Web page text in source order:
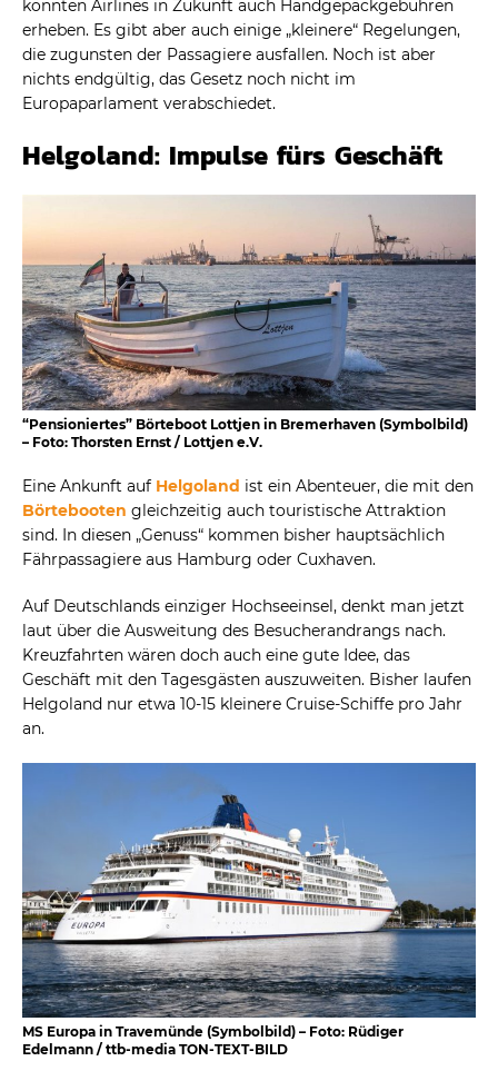
könnten Airlines in Zukunft auch Handgepäckgebühren
erheben. Es gibt aber auch einige „kleinere“ Regelungen,
die zugunsten der Passagiere ausfallen. Noch ist aber
nichts endgültig, das Gesetz noch nicht im
Europaparlament verabschiedet.
Helgoland: Impulse fürs Geschäft
“Pensioniertes” Börteboot Lottjen in Bremerhaven (Symbolbild)
– Foto: Thorsten Ernst / Lottjen e.V.
Eine Ankunft auf Helgoland ist ein Abenteuer, die mit den
Börtebooten gleichzeitig auch touristische Attraktion
sind. In diesen „Genuss“ kommen bisher hauptsächlich
Fährpassagiere aus Hamburg oder Cuxhaven.
Auf Deutschlands einziger Hochseeinsel, denkt man jetzt
laut über die Ausweitung des Besucherandrangs nach.
Kreuzfahrten wären doch auch eine gute Idee, das
Geschäft mit den Tagesgästen auszuweiten. Bisher laufen
Helgoland nur etwa 10-15 kleinere Cruise-Schiffe pro Jahr
an.
MS Europa in Travemünde (Symbolbild) – Foto: Rüdiger
Edelmann / ttb-media TON-TEXT-BILD